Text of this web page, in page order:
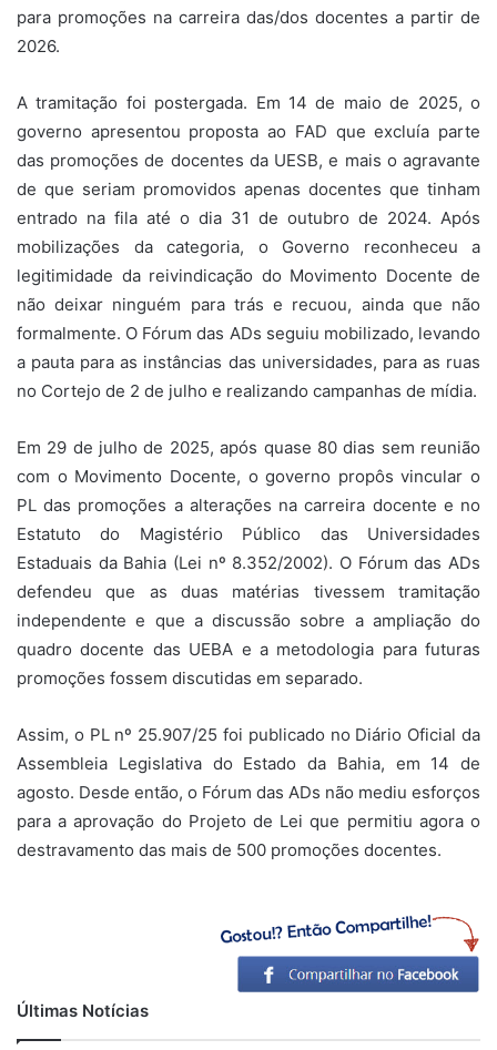
para promoções na carreira das/dos docentes a partir de
2026.
A tramitação foi postergada. Em 14 de maio de 2025, o
governo apresentou proposta ao FAD que excluía parte
das promoções de docentes da UESB, e mais o agravante
de que seriam promovidos apenas docentes que tinham
entrado na fila até o dia 31 de outubro de 2024. Após
mobilizações da categoria, o Governo reconheceu a
legitimidade da reivindicação do Movimento Docente de
não deixar ninguém para trás e recuou, ainda que não
formalmente. O Fórum das ADs seguiu mobilizado, levando
a pauta para as instâncias das universidades, para as ruas
no Cortejo de 2 de julho e realizando campanhas de mídia.
Em 29 de julho de 2025, após quase 80 dias sem reunião
com o Movimento Docente, o governo propôs vincular o
PL das promoções a alterações na carreira docente e no
Estatuto do Magistério Público das Universidades
Estaduais da Bahia (Lei nº 8.352/2002). O Fórum das ADs
defendeu que as duas matérias tivessem tramitação
independente e que a discussão sobre a ampliação do
quadro docente das UEBA e a metodologia para futuras
promoções fossem discutidas em separado.
Assim, o PL nº 25.907/25 foi publicado no Diário Oficial da
Assembleia Legislativa do Estado da Bahia, em 14 de
agosto. Desde então, o Fórum das ADs não mediu esforços
para a aprovação do Projeto de Lei que permitiu agora o
destravamento das mais de 500 promoções docentes.
Últimas Notícias